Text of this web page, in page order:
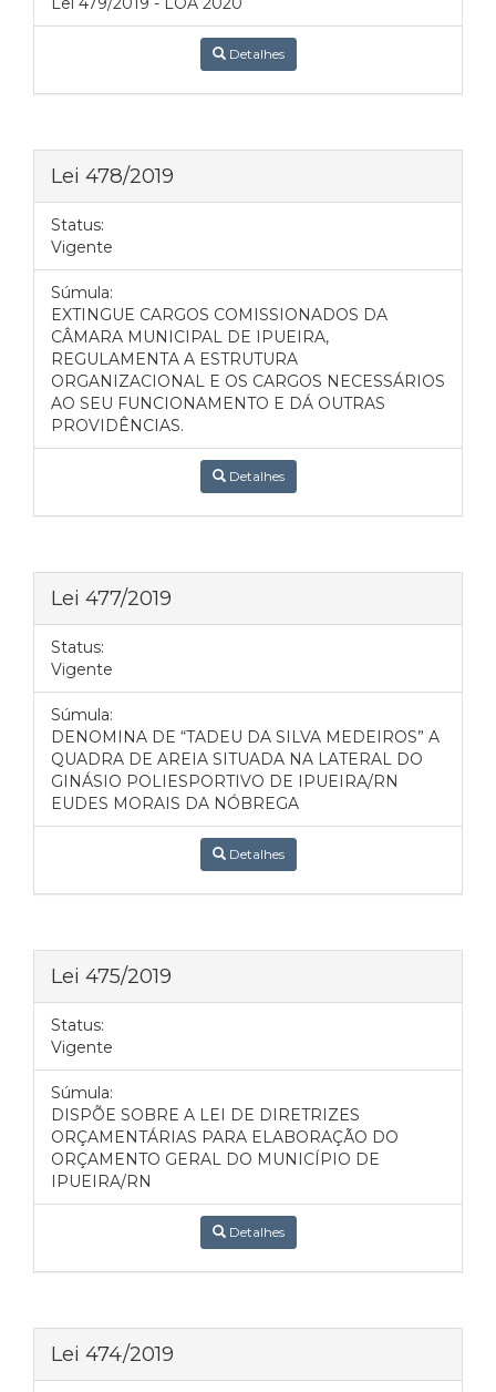
Detalhes
Lei 478/2019
Status:
Vigente
Súmula:
EXTINGUE CARGOS COMISSIONADOS DA
CÂMARA MUNICIPAL DE IPUEIRA,
REGULAMENTA A ESTRUTURA
ORGANIZACIONAL E OS CARGOS NECESSÁRIOS
AO SEU FUNCIONAMENTO E DÁ OUTRAS
PROVIDÊNCIAS.
Detalhes
Lei 477/2019
Status:
Vigente
Súmula:
DENOMINA DE “TADEU DA SILVA MEDEIROS” A
QUADRA DE AREIA SITUADA NA LATERAL DO
GINÁSIO POLIESPORTIVO DE IPUEIRA/RN
EUDES MORAIS DA NÓBREGA
Detalhes
Lei 475/2019
Status:
Vigente
Súmula:
DISPÕE SOBRE A LEI DE DIRETRIZES
ORÇAMENTÁRIAS PARA ELABORAÇÃO DO
ORÇAMENTO GERAL DO MUNICÍPIO DE
IPUEIRA/RN
Detalhes
Lei 474/2019